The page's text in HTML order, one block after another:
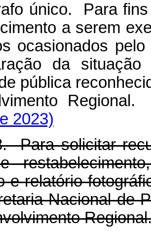
único. Para
a serem
ocasionados
da
pública
Regional.
2023)
Para solicitar
e relatório
Nacional de